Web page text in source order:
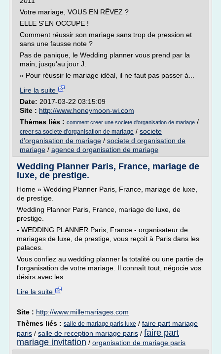
Votre mariage, VOUS EN RÊVEZ ?
ELLE S'EN OCCUPE !
Comment réussir son mariage sans trop de pression et
sans une fausse note ?
Pas de panique, le Wedding planner vous prend par la
main, jusqu'au jour J.
« Pour réussir le mariage idéal, il ne faut pas passer à...
Lire la suite
Date: 2017-03-22 03:15:09
Site : http://www.honeymoon-wi.com
Thèmes liés : comment creer une societe d'organisation de mariage /
creer sa societe d'organisation de mariage / societe
d'organisation de mariage / societe d organisation de
mariage / agence d organisation de mariage
Wedding Planner Paris, France, mariage de
luxe, de prestige.
Home » Wedding Planner Paris, France, mariage de luxe,
de prestige.
Wedding Planner Paris, France, mariage de luxe, de
prestige.
- WEDDING PLANNER Paris, France - organisateur de
mariages de luxe, de prestige, vous reçoit à Paris dans les
palaces.
Vous confiez au wedding planner la totalité ou une partie de
l'organisation de votre mariage. Il connaît tout, négocie vos
désirs avec les...
Lire la suite
Site : http://www.millemariages.com
Thèmes liés : salle de mariage paris luxe / faire part mariage
paris / salle de reception mariage paris / faire part
mariage invitation / organisation de mariage paris